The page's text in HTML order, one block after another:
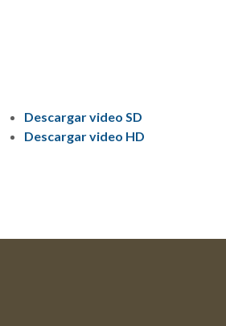
Descargar video SD
Descargar video HD